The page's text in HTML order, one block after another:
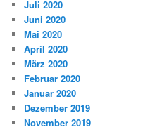
Juli 2020
Juni 2020
Mai 2020
April 2020
März 2020
Februar 2020
Januar 2020
Dezember 2019
November 2019